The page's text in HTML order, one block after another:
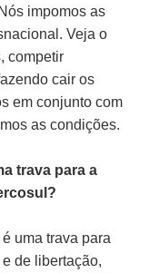
impomos as
Veja o
competir
cair os
em conjunto com
as condições.
trava para a
uma trava para
de libertação,